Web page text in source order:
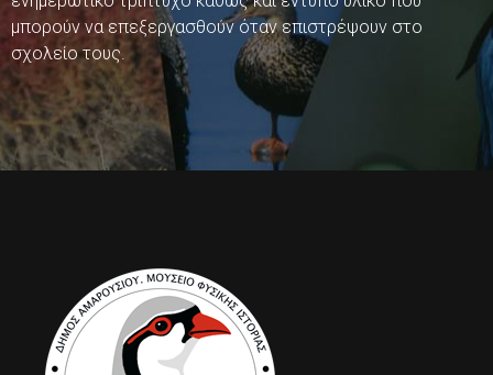
μπορούν να επεξεργασθούν όταν επιστρέψουν στο
σχολείο τους.